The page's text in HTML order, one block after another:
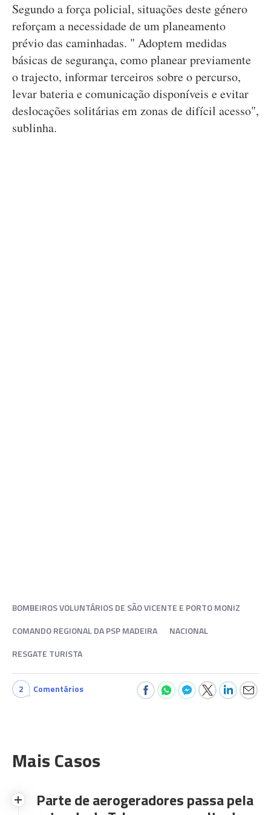
Segundo a força policial, situações deste género
reforçam a necessidade de um planeamento
prévio das caminhadas. " Adoptem medidas
básicas de segurança, como planear previamente
o trajecto, informar terceiros sobre o percurso,
levar bateria e comunicação disponíveis e evitar
deslocações solitárias em zonas de difícil acesso",
sublinha.
BOMBEIROS VOLUNTÁRIOS DE SÃO VICENTE E PORTO MONIZ
COMANDO REGIONAL DA PSP MADEIRA
NACIONAL
RESGATE TURISTA
2 Comentários
Mais Casos
Parte de aerogeradores passa pela